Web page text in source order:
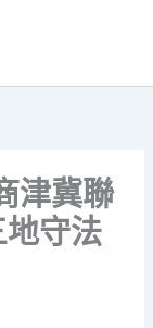
津冀聯
地守法